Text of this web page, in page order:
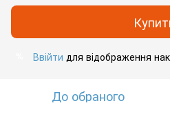
Ввійти для відображення
До обраного